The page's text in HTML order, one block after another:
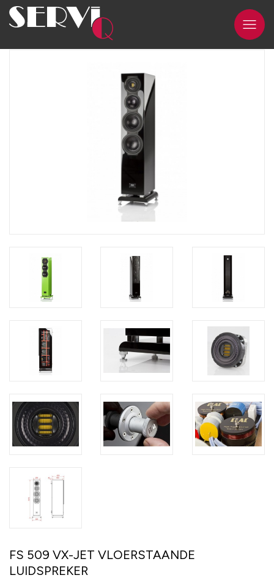
FS 509 VX-JET VLOERSTAANDE
LUIDSPREKER